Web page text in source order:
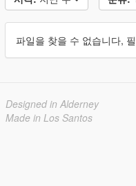
파일을 찾을 수 없습니다,
Designed in Alderney
Made in Los Santos